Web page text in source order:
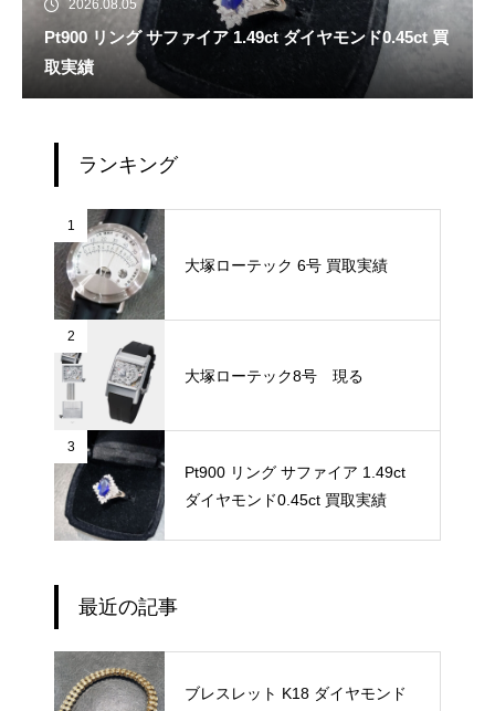
2026.08.05
Pt900 リング サファイア 1.49ct ダイヤモンド0.45ct 買
取実績
ランキング
1
大塚ローテック 6号 買取実績
2
大塚ローテック8号 現る
3
Pt900 リング サファイア 1.49ct
ダイヤモンド0.45ct 買取実績
最近の記事
ブレスレット K18 ダイヤモンド